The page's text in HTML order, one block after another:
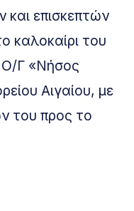
και επισκεπτών
καλοκαίρι του
Ο/Γ «Νήσος
Αιγαίου, με
του προς το